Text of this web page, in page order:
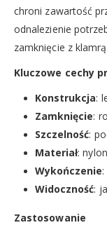
chroni zawartość
odnalezienie
zamknięcie z
Kluczowe cechy
Konstrukcja:
Zamknięcie:
Szczelność:
Materiał:
Wykończenie
Widoczność:
Zastosowanie